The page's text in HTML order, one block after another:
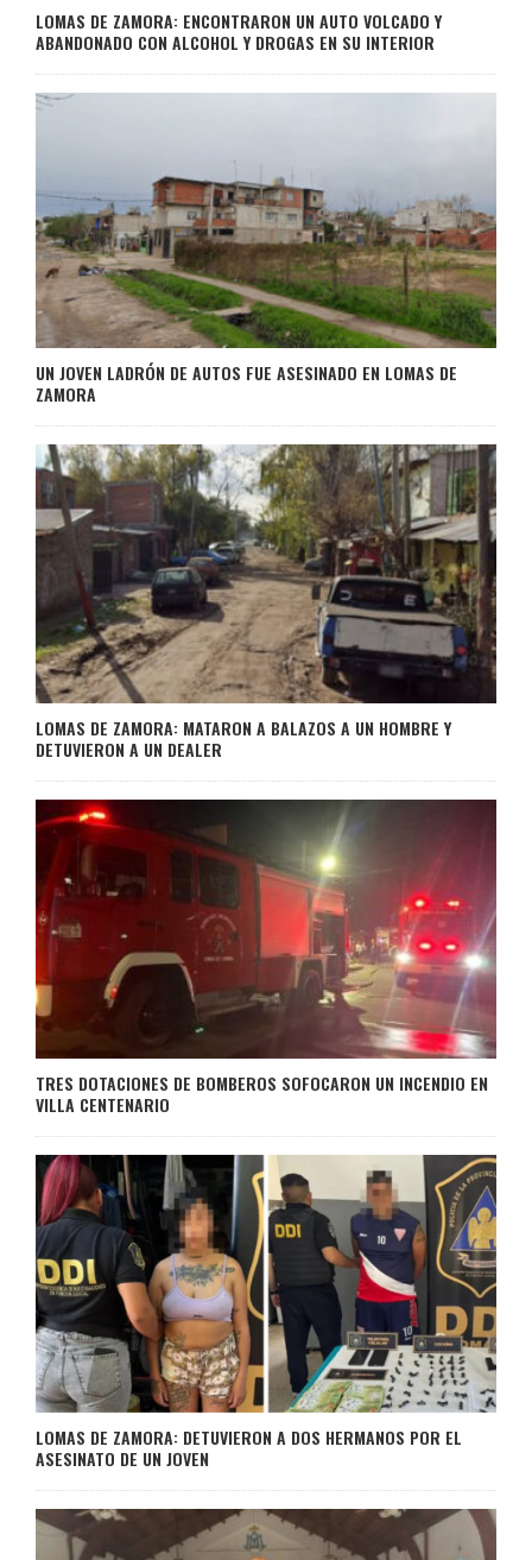
LOMAS DE ZAMORA: ENCONTRARON UN AUTO VOLCADO Y
ABANDONADO CON ALCOHOL Y DROGAS EN SU INTERIOR
UN JOVEN LADRÓN DE AUTOS FUE ASESINADO EN LOMAS DE
ZAMORA
LOMAS DE ZAMORA: MATARON A BALAZOS A UN HOMBRE Y
DETUVIERON A UN DEALER
TRES DOTACIONES DE BOMBEROS SOFOCARON UN INCENDIO EN
VILLA CENTENARIO
LOMAS DE ZAMORA: DETUVIERON A DOS HERMANOS POR EL
ASESINATO DE UN JOVEN